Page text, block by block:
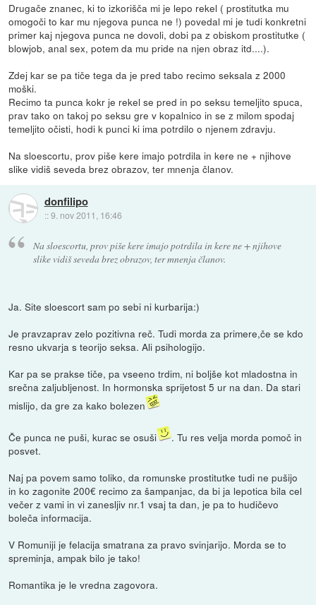
Drugače znanec, ki to izkorišča mi je lepo rekel ( prostitutka mu
omogoči to kar mu njegova punca ne !) povedal mi je tudi konkretni
primer kaj njegova punca ne dovoli, dobi pa z obiskom prostitutke (
blowjob, anal sex, potem da mu pride na njen obraz itd....).
Zdej kar se pa tiče tega da je pred tabo recimo seksala z 2000
moški.
Recimo ta punca kokr je rekel se pred in po seksu temeljito spuca,
prav tako on takoj po seksu gre v kopalnico in se z milom spodaj
temeljito očisti, hodi k punci ki ima potrdilo o njenem zdravju.
Na sloescortu, prov piše kere imajo potrdila in kere ne + njihove
slike vidiš seveda brez obrazov, ter mnenja članov.
donfilipo
::9. nov 2011, 16:46
Na sloescortu, prov piše kere imajo potrdila in kere ne + njihove
slike vidiš seveda brez obrazov, ter mnenja članov.
Ja. Site sloescort sam po sebi ni kurbarija:)
Je pravzaprav zelo pozitivna reč. Tudi morda za primere,če se kdo
resno ukvarja s teorijo seksa. Ali psihologijo.
Kar pa se prakse tiče, pa vseeno trdim, ni boljše kot mladostna in
srečna zaljubljenost. In hormonska sprijetost 5 ur na dan. Da stari
mislijo, da gre za kako bolezen
Če punca ne puši, kurac se osuši
. Tu res velja morda pomoč in
posvet.
Naj pa povem samo toliko, da romunske prostitutke tudi ne pušijo
in ko zagonite 200€ recimo za šampanjac, da bi ja lepotica bila cel
večer z vami in vi zanesljiv nr.1 vsaj ta dan, je pa to hudičevo
boleča informacija.
V Romuniji je felacija smatrana za pravo svinjarijo. Morda se to
spreminja, ampak bilo je tako!
Romantika je le vredna zagovora.